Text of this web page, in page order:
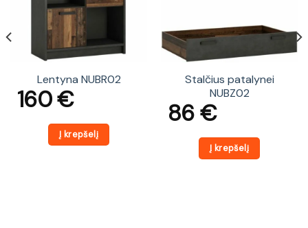
Lentyna NUBR02
160€
Į krepšelį
Stalčius patalynei
NUBZ02
86€
Į krepšelį